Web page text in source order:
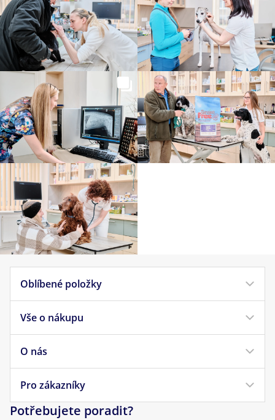
Oblíbené položky
Krmivo pro psy
Krmivo pro kočky
Veterinární diety
Pamlsky pro psy
Vše o nákupu
Doprava a platba
Obchodní podmínky
Reklamace a vrácení
O nás
Náš příběh
Pro zákazníky
Potřebujete poradit?